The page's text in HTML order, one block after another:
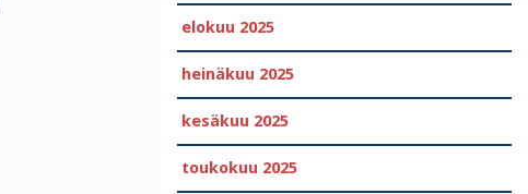
elokuu 2025
heinäkuu 2025
kesäkuu 2025
toukokuu 2025